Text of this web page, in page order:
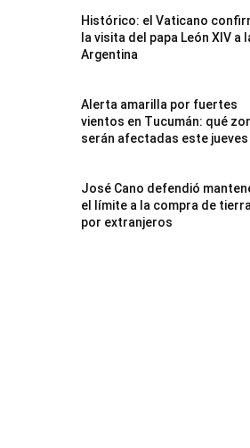
Histórico: el Vaticano
la visita del papa León XIV a
Argentina
Alerta amarilla por fuertes
vientos en Tucumán: qué
serán afectadas este jueves
José Cano defendió
el límite a la compra de
por extranjeros